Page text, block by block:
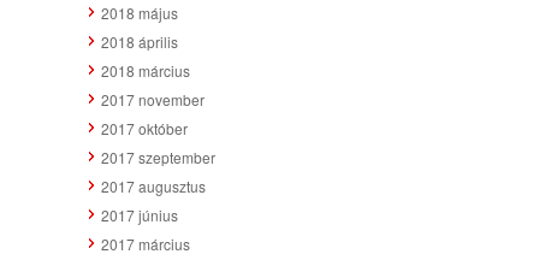
2018 május
2018 április
2018 március
2017 november
2017 október
2017 szeptember
2017 augusztus
2017 június
2017 március